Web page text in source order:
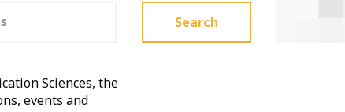
Search
Sciences, the
events and